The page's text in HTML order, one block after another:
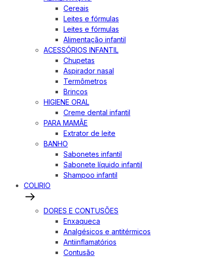
Cereais
Leites e fórmulas
Leites e fórmulas
Alimentação infantil
ACESSÓRIOS INFANTIL
Chupetas
Aspirador nasal
Termômetros
Brincos
HIGIENE ORAL
Creme dental infantil
PARA MAMÃE
Extrator de leite
BANHO
Sabonetes infantil
Sabonete líquido infantil
Shampoo infantil
COLIRIO
DORES E CONTUSÕES
Enxaqueca
Analgésicos e antitérmicos
Antiinflamatórios
Contusão